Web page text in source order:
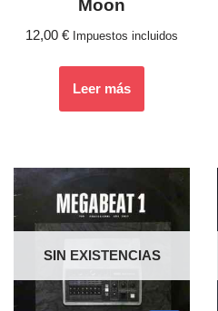
Moon
12,00 € Impuestos incluidos
Leer más
SIN EXISTENCIAS